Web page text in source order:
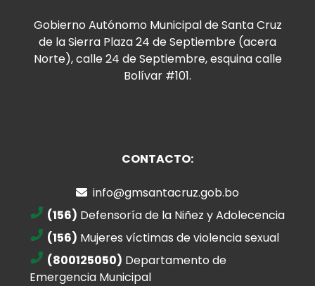
Gobierno Autónomo Municipal de Santa Cruz
de la Sierra Plaza 24 de Septiembre (acera
Norte), calle 24 de Septiembre, esquina calle
Bolívar #101.
CONTACTO:
info@gmsantacruz.gob.bo
(156) Defensoría de la Niñez y Adolecencia
(156) Mujeres víctimas de violencia sexual
(800125050) Departamento de
Emergencia Municipal